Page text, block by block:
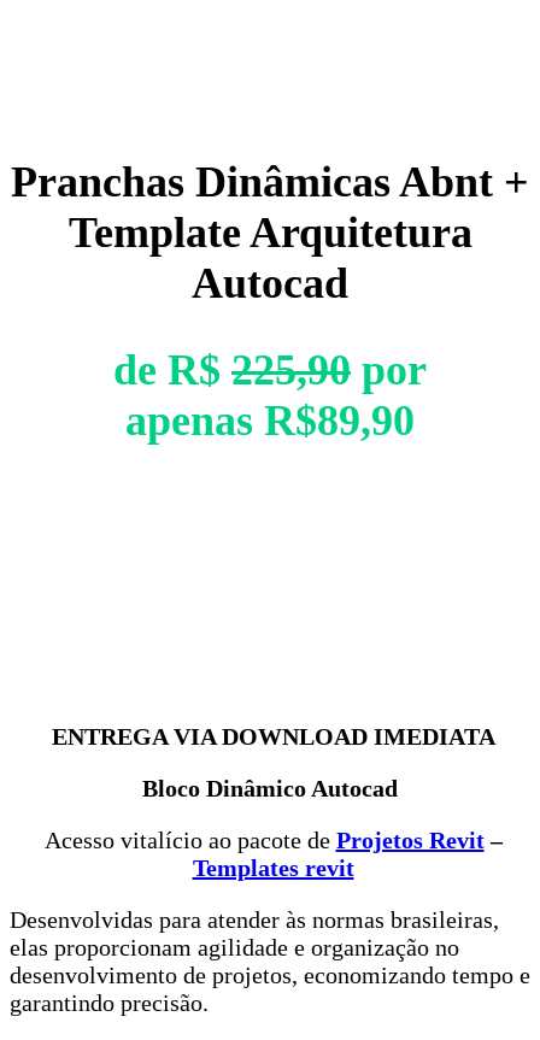
Pranchas Dinâmicas Abnt +
Template Arquitetura
Autocad
de R$ 225,90 por
apenas R$89,90
ENTREGA VIA DOWNLOAD IMEDIATA
Bloco Dinâmico Autocad
Acesso vitalício ao pacote de Projetos Revit–
Templates revit
Desenvolvidas para atender às normas brasileiras,
elas proporcionam agilidade e organização no
desenvolvimento de projetos, economizando tempo e
garantindo precisão.